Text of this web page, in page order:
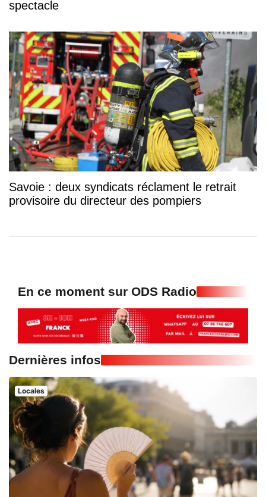
spectacle
Savoie : deux syndicats réclament le retrait
provisoire du directeur des pompiers
En ce moment sur ODS Radio
Dernières infos
Locales